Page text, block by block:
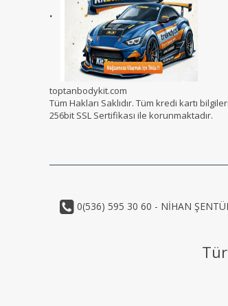
.
toptanbodykit.com
Tüm Hakları Saklıdır. Tüm kredi kartı
256bit SSL Sertifikası ile korunmaktadır.
0(536) 595 30 60 - NİHAN